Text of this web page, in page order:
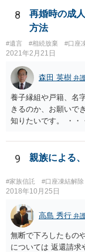
8
再婚時の成
方法
#遺言 #相続放棄 #口座
2021年2月21日
森田 英樹 弁
養子縁組や戸籍、名
きるのか、お願いで
知りたいです。 ・
ています。 やはり、
の事だけ考えるべ
い解決案があればお
と親子関係を結びた
子縁組の必要があり
しているとは言え、
望。もちろん私もそ
るいは 遺言書など
士に相談してみてく
9 親族による
#家族信託 #口座凍結解除
2018年10月25日
高島 秀行 弁
無断で下ろしたもの
については 返還請求